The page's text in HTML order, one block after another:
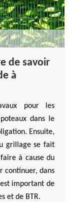
de savoir
à
pour les
dans le
Ensuite,
grillage se fait
à cause du
continuer, dans
important de
et de BTR.